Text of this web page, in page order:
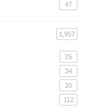
47
1,957
25
34
20
112